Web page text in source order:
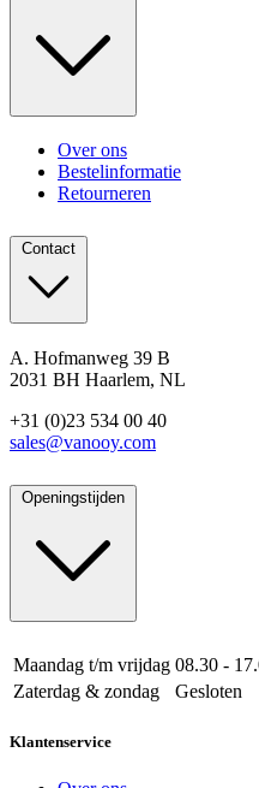
Over ons
Bestelinformatie
Retourneren
Contact
A. Hofmanweg 39 B
2031 BH Haarlem, NL
+31 (0)23 534 00 40
sales@vanooy.com
Openingstijden
Maandag t/m vrijdag 08.30 -
Zaterdag & zondag
Gesloten
Klantenservice